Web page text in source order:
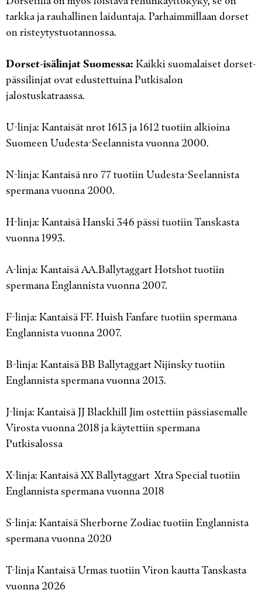
tarkka ja rauhallinen laiduntaja. Parhaimmillaan dorset
on risteytystuotannossa.
Dorset-isälinjat Suomessa: Kaikki suomalaiset dorset-
pässilinjat ovat edustettuina Putkisalon
jalostuskatraassa.
U-linja: Kantaisät nrot 1613 ja 1612 tuotiin alkioina
Suomeen Uudesta-Seelannista vuonna 2000.
N-linja: Kantaisä nro 77 tuotiin Uudesta-Seelannista
spermana vuonna 2000.
H-linja: Kantaisä Hanski 346 pässi tuotiin Tanskasta
vuonna 1993.
A-linja: Kantaisä AA.Ballytaggart Hotshot tuotiin
spermana Englannista vuonna 2007.
F-linja: Kantaisä FF. Huish Fanfare tuotiin spermana
Englannista vuonna 2007.
B-linja: Kantaisä BB Ballytaggart Nijinsky tuotiin
Englannista spermana vuonna 2013.
J-linja: Kantaisä JJ Blackhill Jim ostettiin pässiasemalle
Virosta vuonna 2018 ja käytettiin spermana
Putkisalossa
X-linja: Kantaisä XX Ballytaggart Xtra Special tuotiin
Englannista spermana vuonna 2018
S-linja: Kantaisä Sherborne Zodiac tuotiin Englannista
spermana vuonna 2020
T-linja Kantaisä Urmas tuotiin Viron kautta Tanskasta
vuonna 2026